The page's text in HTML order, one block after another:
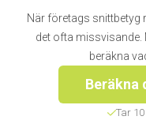
När företags snittbetyg
det ofta
beräkna
Beräkna
Tar 10